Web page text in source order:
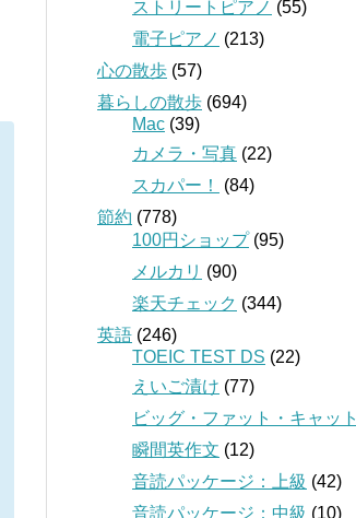
ストリートピアノ (55)
電子ピアノ (213)
心の散歩 (57)
暮らしの散歩 (694)
Mac (39)
カメラ・写真 (22)
スカパー！
(84)
節約 (778)
100円ショップ(95)
メルカリ (90)
楽天チェック (344)
英語 (246)
TOEIC TEST DS (22)
えいご漬け (77)
ビッグ・ファット・キャット
瞬間英作文 (12)
音読パッケージ：上級 (42)
音読パッケージ：中級 (10)